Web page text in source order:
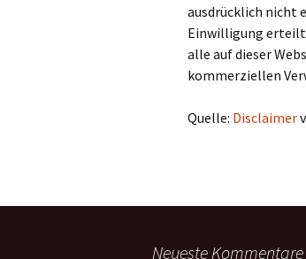
ausdrücklich nicht
Einwilligung erteilt
alle auf dieser
kommerziellen
Quelle: Disclaimer
Neueste Kommentare